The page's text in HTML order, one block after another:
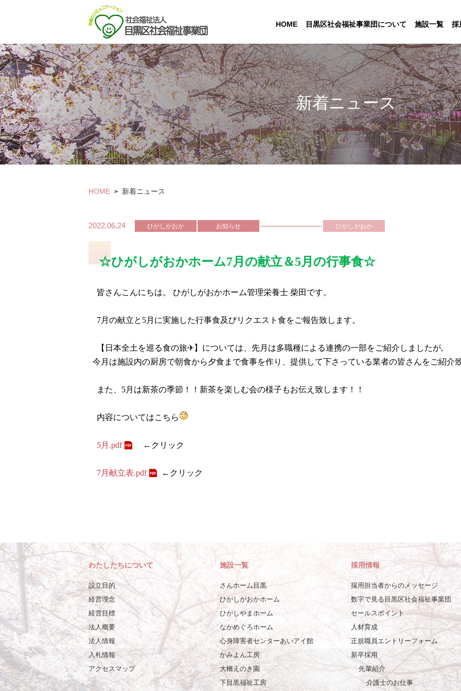
HOME 目黒区社会福祉事業団について 施設一覧 採
新着ニュース
HOME > 新着ニュース
2022.06.24 ひがしがおか お知らせ ひがしがおか
☆ひがしがおかホーム7月の献立＆5月の行事食☆
皆さんこんにちは。 ひがしがおかホーム管理栄養士 柴田です。
7月の献立と5月に実施した行事食及びリクエスト食をご報告致します。
【日本全土を巡る食の旅✈】については、 先月は多職種による連携の一部をご紹介しましたが,
今月は施設内の厨房で朝食から夕食まで食事を作り、提供して下さっている業者の皆さんをご紹介
また、5月は新茶の季節！！新茶を楽しむ会の様子もお伝え致します！！
内容についてはこちら
5月.pdf ←クリック
7月献立表.pdf ←クリック
わたしたちについて
設立目的
経営理念
経営目標
法人概要
法人情報
入札情報
アクセスマップ
施設一覧
さんホーム目黒
ひがしがおかホーム
ひがしやまホーム
なかめぐろホーム
心身障害者センターあいアイ館
かみよん工房
大橋えのき園
下目黒福祉工房
採用情報
採用担当者からのメッセージ
数字で見る目黒区社会福祉事業団
セールスポイント
人材育成
正規職員エントリーフォーム
新卒採用
先輩紹介
介護士のお仕事